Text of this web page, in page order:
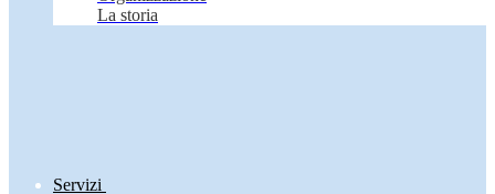
La storia
Servizi